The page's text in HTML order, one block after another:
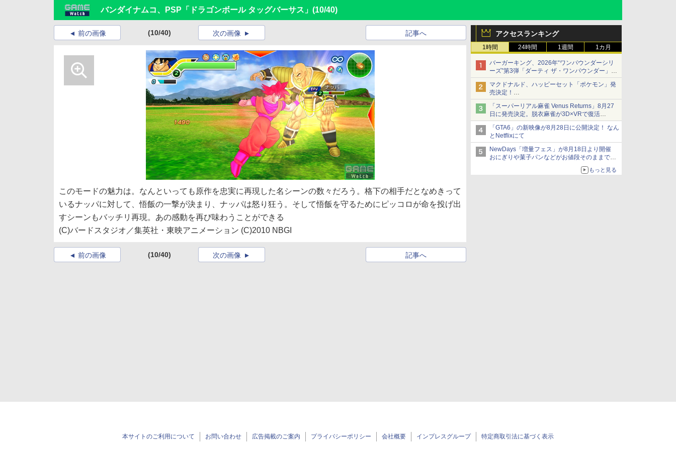
バンダイナムコ、PSP「ドラゴンボール タッグバーサス」 (10/40)
アクセスランキング
1時間 24時間 1週間 1カ月
バーガーキング、2026年“ワンパウンダーシリ
ーズ”第3弾「ダーティ ザ・ワンパウンダー」を
8月7日発売
「特製ガーリックマヨソース」を使用した超大
型チーズバーガー
マクドナルド、ハッピーセット「ポケモン」発
売決定！
ポケモン30周年記念で30匹が大集合
「スーパーリアル麻雀 Venus Returns」8月27
日に発売決定。脱衣麻雀が3D×VRで復活
発売から2週間は20%オフになるセールが実施
「GTA6」の新映像が8月28日に公開決定！ なん
とNetflixにて
NewDays「増量フェス」が8月18日より開催
おにぎりや菓子パンなどがお値段そのままで最
もっと見る
前の画像 (10/40) 記事へ
次の画像
このモードの魅力は。なんといっても原作を忠実に再現した名シーンの数々だろう。格下の相手だとなめきって
いるナッパに対して、悟飯の一撃が決まり、ナッパは怒り狂う。そして悟飯を守るためにピッコロが命を投げ出
すシーンもバッチリ再現。あの感動を再び味わうことができる
(C)バードスタジオ／集英社・東映アニメーション (C)2010 NBGI
前の画像 (10/40) 記事へ
次の画像
本サイトのご利用について お問い合わせ 広告掲載のご案内 プライバシーポリシー 会社概要 インプレスグループ 特定商取引法に基づく表示